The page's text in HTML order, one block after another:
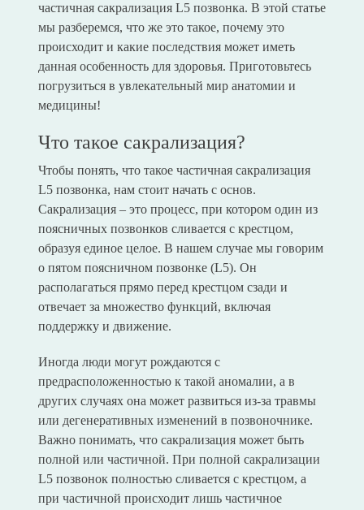
частичная сакрализация L5 позвонка. В этой статье
мы разберемся, что же это такое, почему это
происходит и какие последствия может иметь
данная особенность для здоровья. Приготовьтесь
погрузиться в увлекательный мир анатомии и
медицины!
Что такое сакрализация?
Чтобы понять, что такое частичная сакрализация
L5 позвонка, нам стоит начать с основ.
Сакрализация – это процесс, при котором один из
поясничных позвонков сливается с крестцом,
образуя единое целое. В нашем случае мы говорим
о пятом поясничном позвонке (L5). Он
располагаться прямо перед крестцом сзади и
отвечает за множество функций, включая
поддержку и движение.
Иногда люди могут рождаются с
предрасположенностью к такой аномалии, а в
других случаях она может развиться из-за травмы
или дегенеративных изменений в позвоночнике.
Важно понимать, что сакрализация может быть
полной или частичной. При полной сакрализации
L5 позвонок полностью сливается с крестцом, а
при частичной происходит лишь частичное